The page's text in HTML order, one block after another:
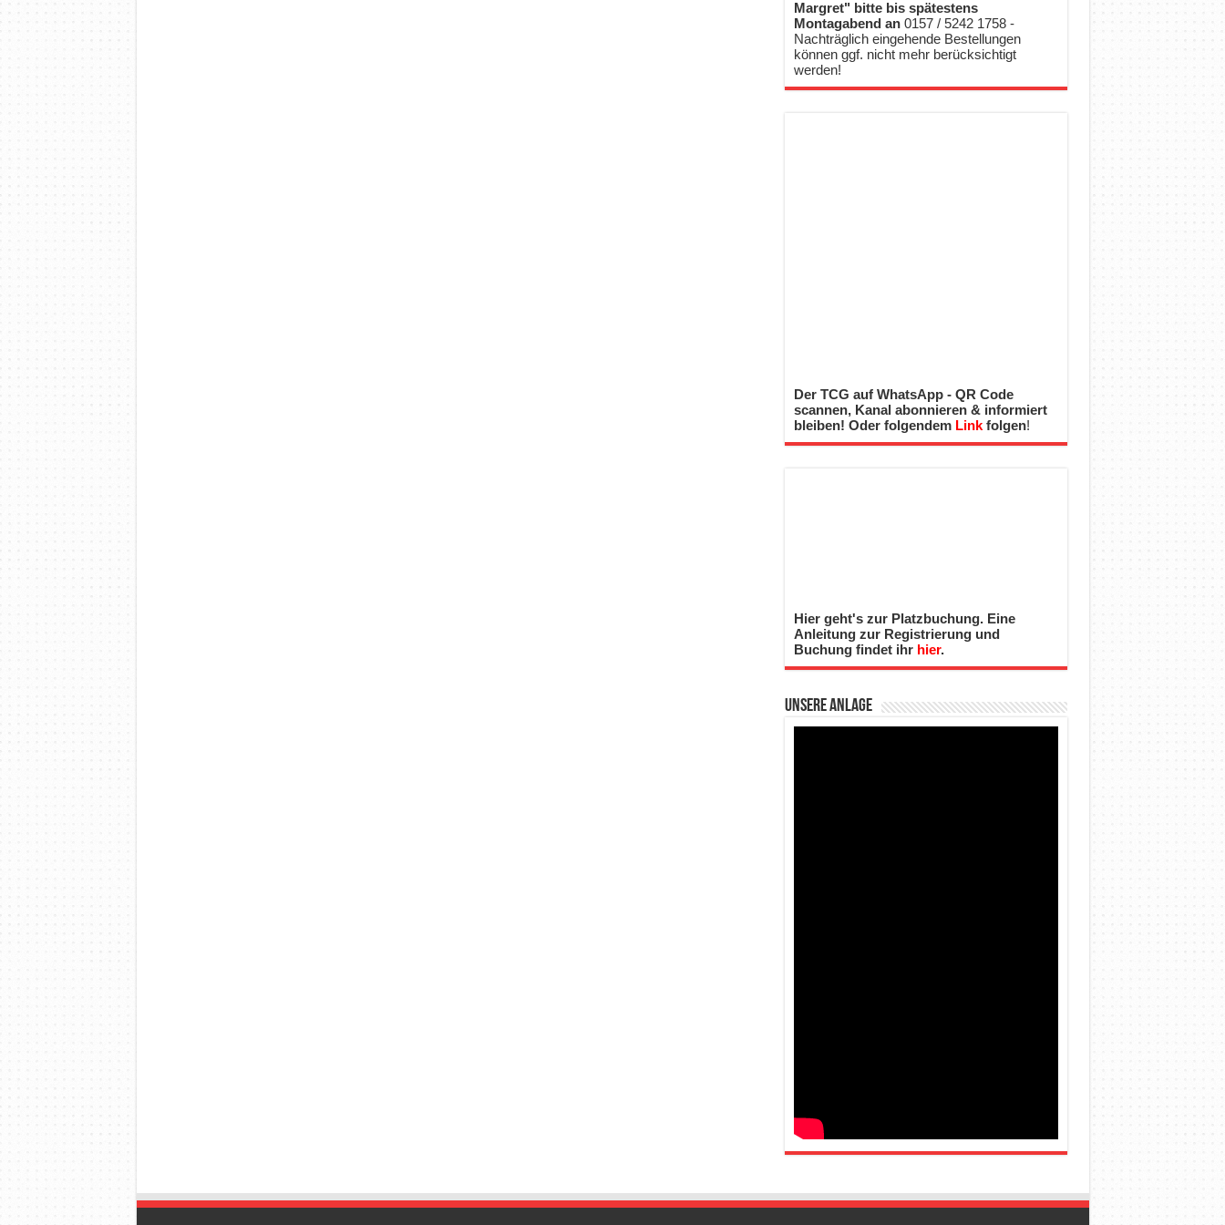
Margret" bitte bis spätestens
Montagabend an 0157 / 5242 1758 -
Nachträglich eingehende Bestellungen
können ggf. nicht mehr berücksichtigt
werden!
Der TCG auf WhatsApp - QR Code
scannen, Kanal abonnieren & informiert
bleiben! Oder folgendem Linkfolgen!
Hier geht's zur Platzbuchung. Eine
Anleitung zur Registrierung und
Buchung findet ihr hier.
Unsere Anlage